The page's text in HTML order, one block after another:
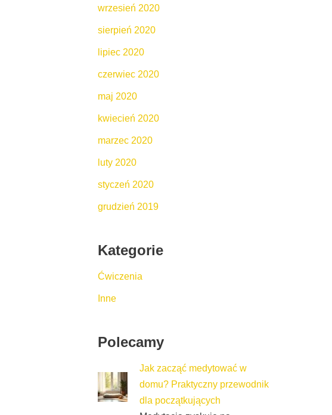
wrzesień 2020
sierpień 2020
lipiec 2020
czerwiec 2020
maj 2020
kwiecień 2020
marzec 2020
luty 2020
styczeń 2020
grudzień 2019
Kategorie
Ćwiczenia
Inne
Polecamy
Jak zacząć medytować w
domu? Praktyczny przewodnik
dla początkujących